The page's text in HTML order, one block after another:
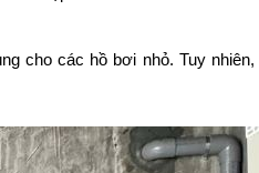
cho các hồ bơi nhỏ. Tuy